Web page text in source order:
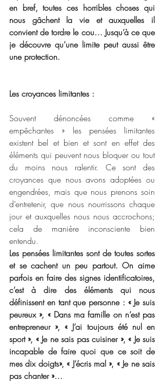
en bref, toutes ces horribles choses qui
nous gâchent la vie et auxquelles il
convient de tordre le cou… Jusqu’à ce que
je découvre qu’une limite peut aussi être
une protection.
Les croyances limitantes :
Souvent dénoncées comme «
empêchantes » les pensées limitantes
existent bel et bien et sont en effet des
éléments qui peuvent nous bloquer ou tout
du moins nous ralentir. Ce sont des
croyances que nous avons adoptées ou
engendrées, mais que nous prenons soin
d’entretenir, que nous nourrissons chaque
jour et auxquelles nous nous accrochons;
cela de manière inconsciente bien
entendu.
Les pensées limitantes sont de toutes sortes
et se cachent un peu partout. On aime
parfois en faire des signes identificatoires,
c’est à dire des éléments qui nous
définissent en tant que personne : « Je suis
peureux », « Dans ma famille on n’est pas
entrepreneur », « J’ai toujours été nul en
sport », « Je ne sais pas cuisiner », « Je suis
incapable de faire quoi que ce soit de
mes dix doigts», « J’écris mal », « Je ne sais
pas chanter »…